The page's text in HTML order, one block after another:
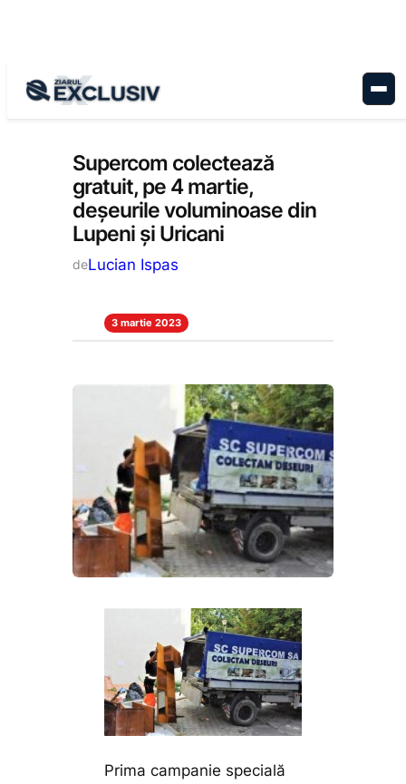
Stiri la zi
Supercom colectează
gratuit, pe 4 martie,
deșeurile voluminoase din
Lupeni și Uricani
deLucian Ispas
3 martie 2023
Prima campanie specială